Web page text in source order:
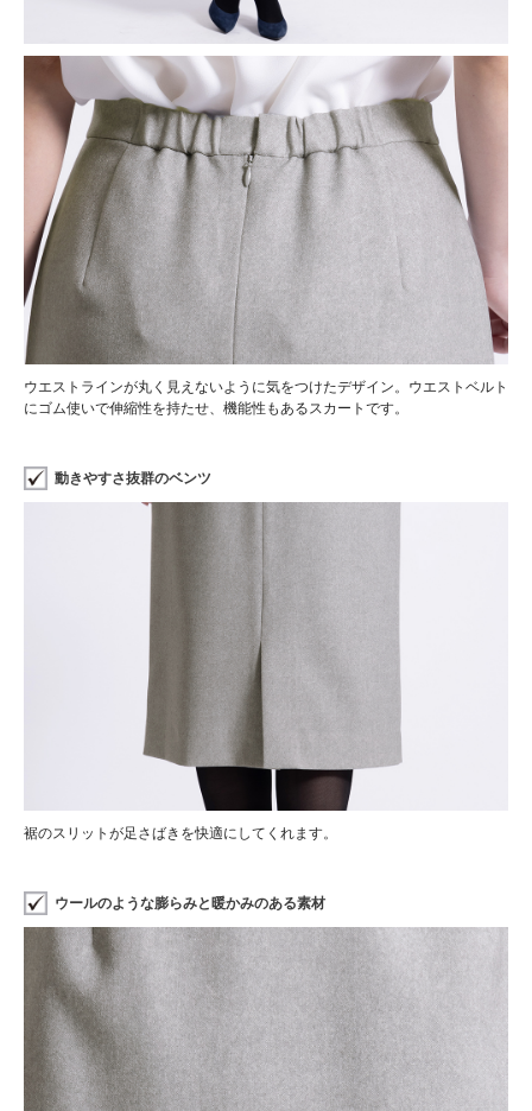
ウエストラインが丸く見えないように気をつけたデザイン。ウエストベルト
にゴム使いで伸縮性を持たせ、機能性もあるスカートです。
動きやすさ抜群のベンツ
裾のスリットが足さばきを快適にしてくれます。
ウールのような膨らみと暖かみのある素材